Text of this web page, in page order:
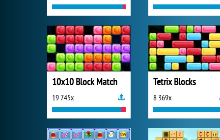
10x10 Block Match
19 745x
Tetrix Blocks
8 369x